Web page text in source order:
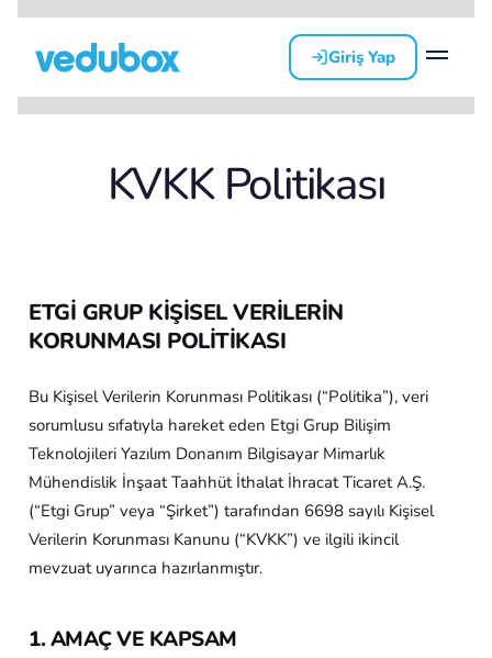
Giriş Yap
KVKK Politikası
ETGİ GRUP KİŞİSEL VERİLERİN
KORUNMASI POLİTİKASI
Bu Kişisel Verilerin Korunması Politikası (“Politika”), veri
sorumlusu sıfatıyla hareket eden Etgi Grup Bilişim
Teknolojileri Yazılım Donanım Bilgisayar Mimarlık
Mühendislik İnşaat Taahhüt İthalat İhracat Ticaret A.Ş.
(“Etgi Grup” veya “Şirket”) tarafından 6698 sayılı Kişisel
Verilerin Korunması Kanunu (“KVKK”) ve ilgili ikincil
mevzuat uyarınca hazırlanmıştır.
1. AMAÇ VE KAPSAM